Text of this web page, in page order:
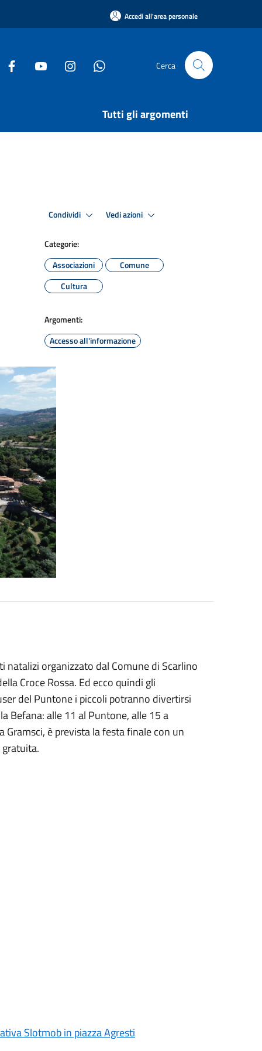
Accedi all'area personale
Cerca
Tutti gli argomenti
Condividi Vedi azioni
Categorie:
Associazioni
Comune
Cultura
Argomenti:
Accesso all'informazione
natalizi organizzato dal Comune di Scarlino
Croce Rossa. Ed ecco quindi gli
del Puntone i piccoli potranno divertirsi
Befana: alle 11 al Puntone, alle 15 a
Gramsci, è prevista la festa finale con un
Slotmob in piazza Agresti